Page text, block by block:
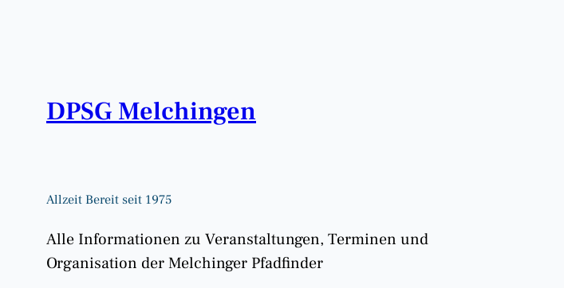
DPSG Melchingen
Allzeit Bereit seit 1975
Alle Informationen zu Veranstaltungen, Terminen und
Organisation der Melchinger Pfadfinder